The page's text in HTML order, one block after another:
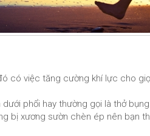
có việc tăng cường khí lực cho
phổi hay thường gọi là thở
bị xương sườn chèn ép nên bạn